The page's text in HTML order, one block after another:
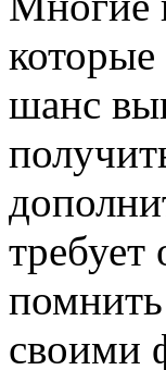
шанс
помнить
своими